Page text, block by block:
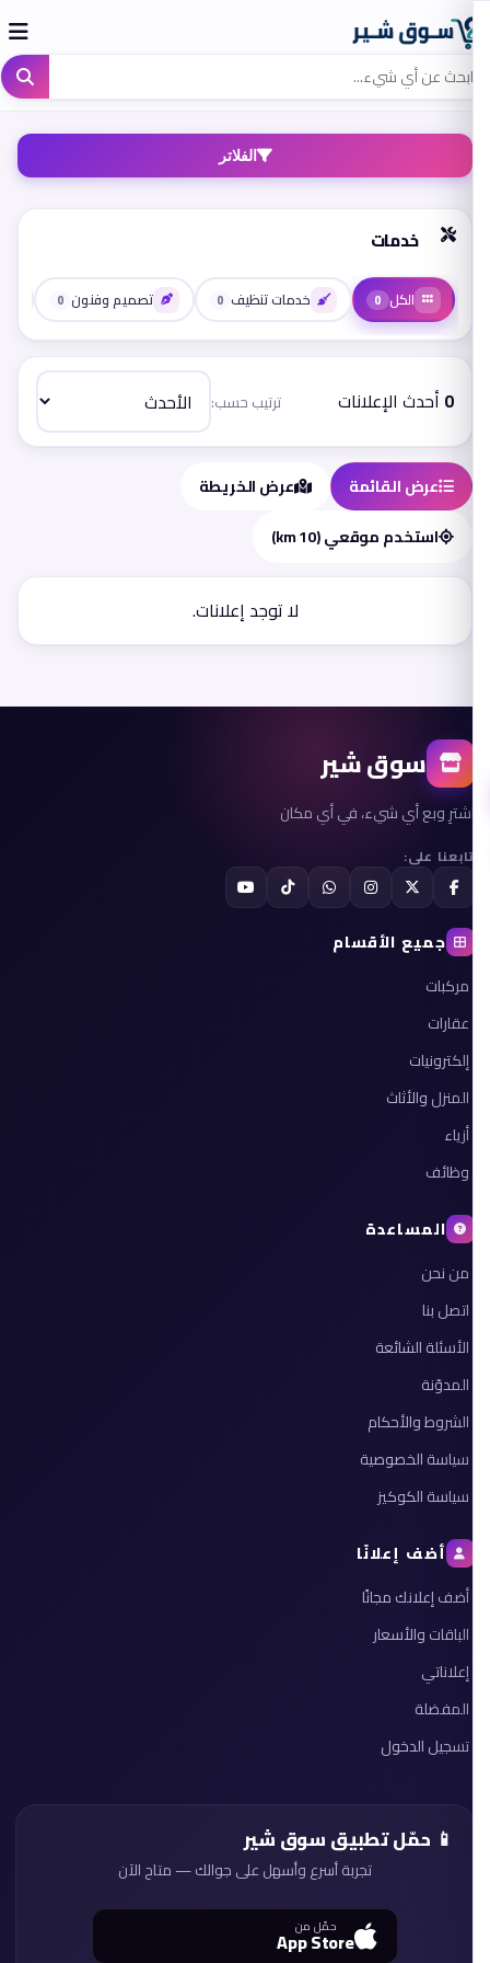
الفلاتر
خدمات
الكل 0 خدمات تنظيف 0 تصميم وفنون 0
0 أحدث الإعلانات ترتيب حسب:
عرض القائمة
عرض الخريطة
استخدم موقعي (10 km)
لا توجد إعلانات.
سوق شير
اشترِ وبع أي شيء، في أي مكان
تابعنا على:
جميع الأقسام
مركبات
عقارات
إلكترونيات
المنزل والأثاث
أزياء
وظائف
المساعدة
من نحن
اتصل بنا
الأسئلة الشائعة
المدوّنة
الشروط والأحكام
سياسة الخصوصية
سياسة الكوكيز
أضف إعلانًا
أضف إعلانك مجانًا
الباقات والأسعار
إعلاناتي
المفضلة
تسجيل الدخول
📱 حمّل تطبيق سوق شير
تجربة أسرع وأسهل على جوالك — متاح الآن
حمّل من
App Store